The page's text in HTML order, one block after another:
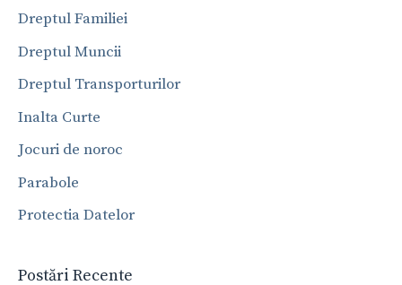
Dreptul Familiei
Dreptul Muncii
Dreptul Transporturilor
Inalta Curte
Jocuri de noroc
Parabole
Protectia Datelor
Postări Recente